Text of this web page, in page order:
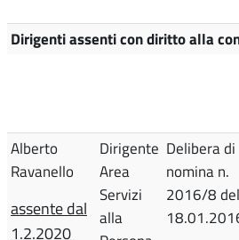
Dirigenti assenti con diritto alla
Alberto
Ravanello
assente dal
1.2.2020
Dirigente
Area
Servizi
alla
Delibera di
nomina n.
2016/8 del